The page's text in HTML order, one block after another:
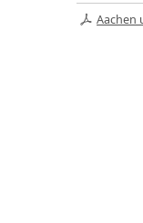
Aachen